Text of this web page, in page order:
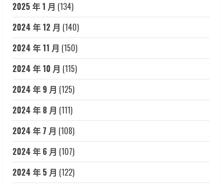
2025 年 1 月 (134)
2024 年 12 月 (140)
2024 年 11 月 (150)
2024 年 10 月 (115)
2024 年 9 月 (125)
2024 年 8 月 (111)
2024 年 7 月 (108)
2024 年 6 月 (107)
2024 年 5 月 (122)